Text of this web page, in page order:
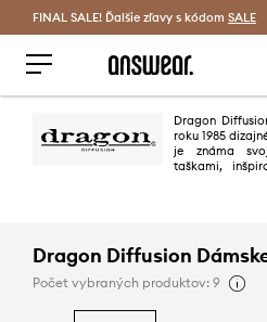
Šetrite s
FINAL SALE! Ďalšie zľavy s kódom SALE
Dragon
roku 1985
je známa
taškami,
Dragon Diffusion
Počet vybraných produktov: 9